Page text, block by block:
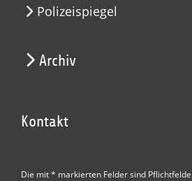
Polizeispiegel
Archiv
Kontakt
Die mit * markierten Felder sind